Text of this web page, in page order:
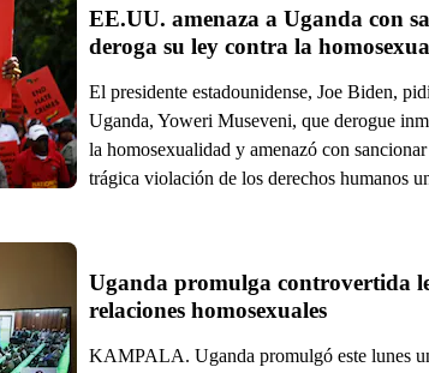
EE.UU. amenaza a Uganda con
deroga su ley contra la
El presidente estadounidense, Joe Biden,
Uganda, Yoweri Museveni, que derogue
la homosexualidad y amenazó con
trágica violación de los derechos humanos
Uganda promulga controvertida
relaciones homosexuales
KAMPALA. Uganda promulgó este lunes